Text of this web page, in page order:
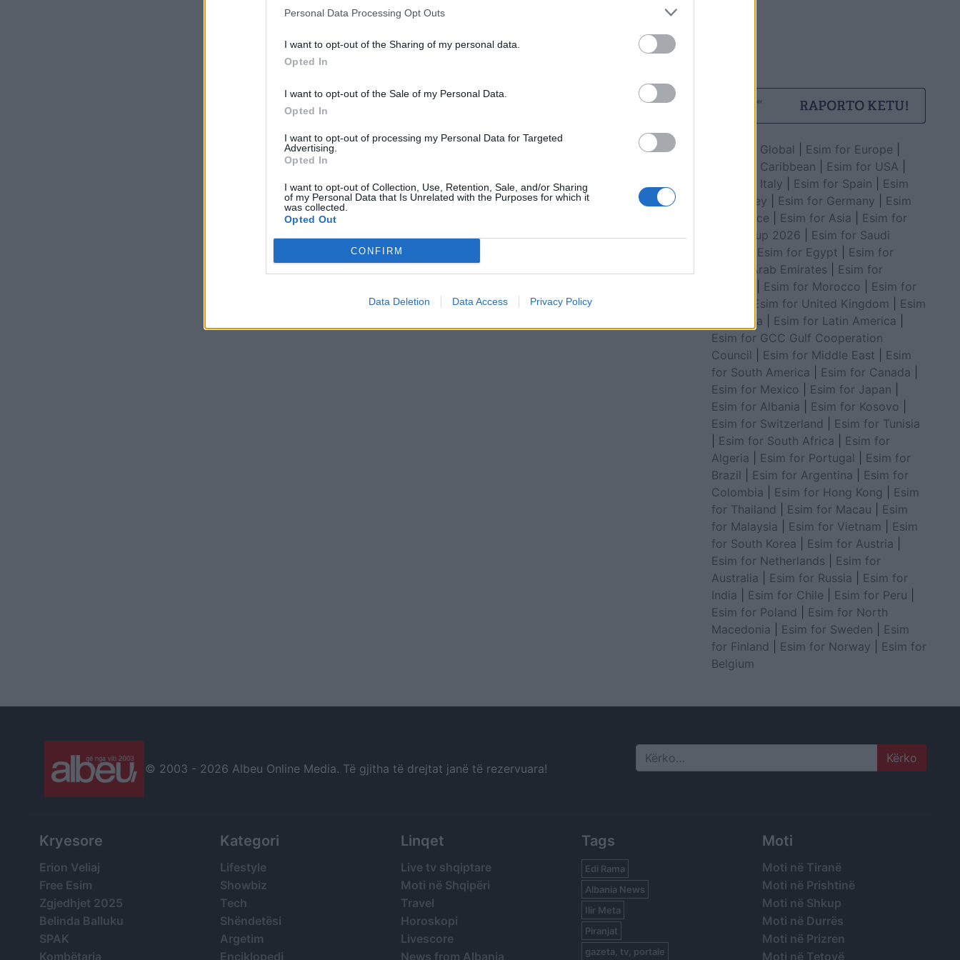
Personal Data Processing Opt Outs
I want to opt-out of the Sharing of my personal data.
Opted In
I want to opt-out of the Sale of my Personal Data.
Opted In
I want to opt-out of processing my Personal Data for Targeted
Advertising.
Opted In
I want to opt-out of Collection, Use, Retention, Sale, and/or Sharing
of my Personal Data that Is Unrelated with the Purposes for which it
was collected.
Opted Out
CONFIRM
Data Deletion Data Access Privacy Policy
Esim for Global Esim for Europe
Esim for Caribbean
Esim for USA
Esim for Italy
Esim for Spain
Esim
for Turkey
Esim for Germany
Esim
for Greece
Esim for Asia
Esim for
World Cup 2026
Esim for Saudi
Esim for Egypt
Esim for
United Arab Emirates
Esim for
Esim for Morocco
Esim for
Esim for United Kingdom
Esim
for Africa
Esim for Latin America
Esim for GCC Gulf Cooperation
Council
Esim for Middle East
Esim
for South America
Esim for Canada
Esim for Mexico
Esim for Japan
Esim for Albania
Esim for Kosovo
Esim for Switzerland
Esim for Tunisia
Esim for South Africa
Esim for
Algeria
Esim for Portugal
Esim for
Brazil
Esim for Argentina
Esim for
Colombia
Esim for Hong Kong
Esim
for Thailand
Esim for Macau
Esim
for Malaysia
Esim for Vietnam
Esim
for South Korea
Esim for Austria
Esim for Netherlands
Esim for
Australia
Esim for Russia
Esim for
India
Esim for Chile Esim for Peru
Esim for Poland
Esim for North
Macedonia
Esim for Sweden
Esim
for Finland
Esim for Norway
Esim for
Belgium
© 2003 - 2026 Albeu Online Media. Të gjitha të drejtat janë të rezervuara! Search
Kryesore
Erion Veliaj
Free Esim
Zgjedhjet 2025
Belinda Balluku
SPAK
Kombëtarja
Kategori
Lifestyle
Showbiz
Tech
Shëndetësi
Argetim
Enciklopedi
Linqet
Live tv shqiptare
Moti në Shqipëri
Travel
Horoskopi
Livescore
News from Albania
Tags
Edi Rama
Albania News
Ilir Meta
Piranjat
gazeta, tv, portale
Moti
Moti në Tiranë
Moti në Prishtinë
Moti në Shkup
Moti në Durrës
Moti në Prizren
Moti në Tetovë